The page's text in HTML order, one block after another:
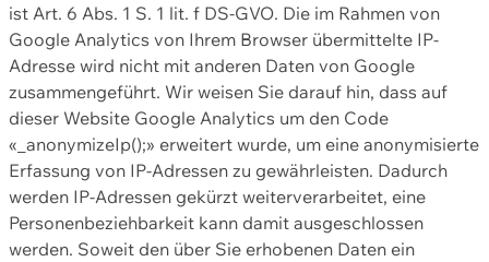
ist Art. 6 Abs. 1 S. 1 lit. f DS-GVO. Die im Rahmen von
Google Analytics von Ihrem Browser übermittelte IP-
Adresse wird nicht mit anderen Daten von Google
zusammengeführt. Wir weisen Sie darauf hin, dass auf
dieser Website Google Analytics um den Code
«_anonymizeIp();» erweitert wurde, um eine anonymisierte
Erfassung von IP-Adressen zu gewährleisten. Dadurch
werden IP-Adressen gekürzt weiterverarbeitet, eine
Personenbeziehbarkeit kann damit ausgeschlossen
werden. Soweit den über Sie erhobenen Daten ein